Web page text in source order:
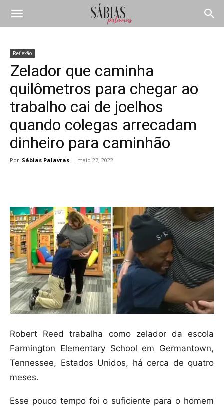
Reflexão
Zelador que caminha
quilômetros para chegar ao
trabalho cai de joelhos
quando colegas arrecadam
dinheiro para caminhão
Por Sábias Palavras - maio 27, 2022
Robert Reed trabalha como zelador da escola
Farmington Elementary School em Germantown,
Tennessee, Estados Unidos, há cerca de quatro
meses.
Esse pouco tempo foi o suficiente para o homem